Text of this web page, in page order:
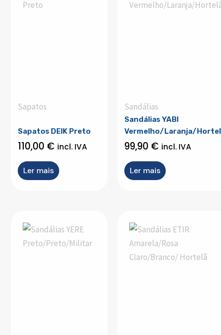
Sapatos
Sapatos DEIK Preto
110,00 € incl. IVA
Ler mais
Sandálias
Sandálias YABI
Vermelho/Laranja/
99,90 € incl. IVA
Ler mais